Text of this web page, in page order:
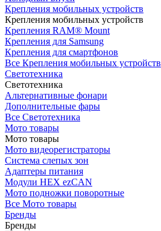
Крепления мобильных устройств
Крепления мобильных устройств
Крепления RAM® Mount
Крепления для Samsung
Крепления для смартфонов
Все Крепления мобильных устройств
Светотехника
Светотехника
Альтернативные фонари
Дополнительные фары
Все Светотехника
Мото товары
Мото товары
Мото видеорегистраторы
Система слепых зон
Адаптеры питания
Модули HEX ezCAN
Мото подножки поворотные
Все Мото товары
Бренды
Бренды